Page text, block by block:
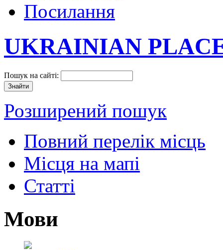
Посилання
UKRAINIAN
Пошук на сайті:
Розширений пошук
Повний перелік місць
Місця на мапі
Статті
Мови